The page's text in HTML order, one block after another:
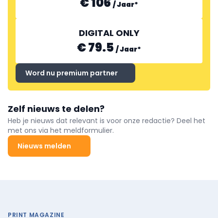
/Jaar*
DIGITAL ONLY
€ 79.5 /Jaar*
Word nu premium partner
Zelf nieuws te delen?
Heb je nieuws dat relevant is voor onze redactie? Deel het
met ons via het meldformulier.
Nieuws melden
PRINT MAGAZINE